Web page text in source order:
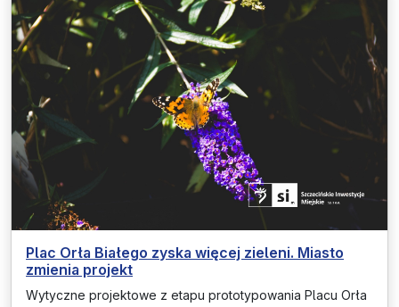
Plac Orła Białego zyska więcej zieleni. Miasto
zmienia projekt
Wytyczne projektowe z etapu prototypowania Placu Orła